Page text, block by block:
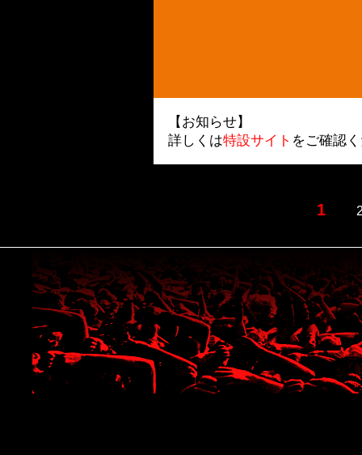
【お知らせ】
詳しくは特設サイト をご確認
1